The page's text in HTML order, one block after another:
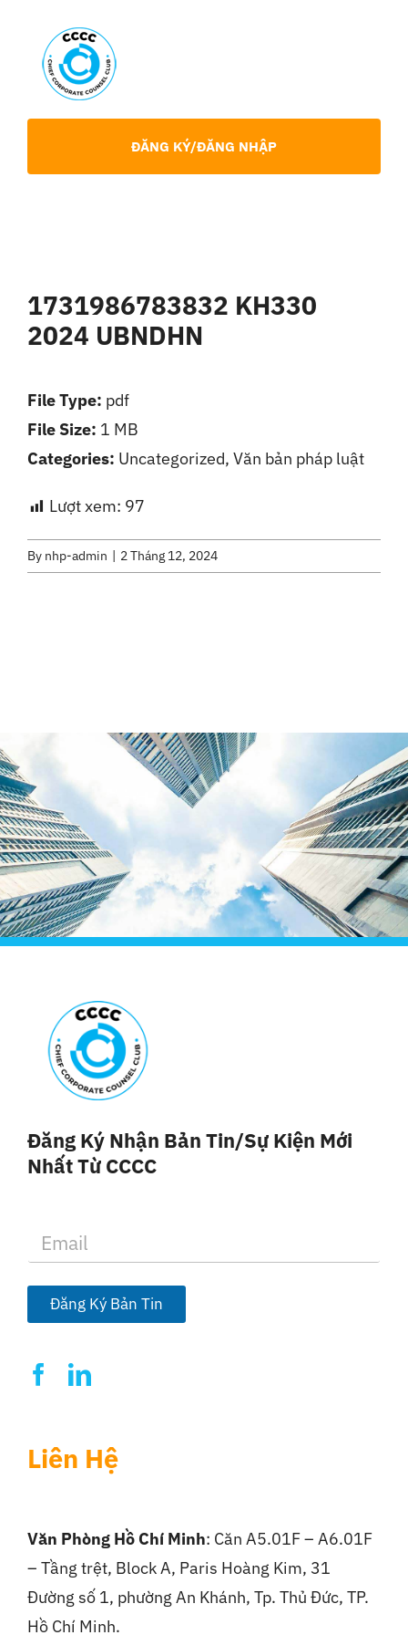
content
Chia Sẻ Chuyên Môn
Liên Hệ
ĐĂNG KÝ/ĐĂNG NHẬP
1731986783832 KH330
2024 UBNDHN
Lượt xem: 97
File Type: pdf
File Size: 1 MB
Categories: Uncategorized, Văn bản pháp luật
By nhp-admin 2 Tháng 12, 2024
Đăng Ký Nhận Bản Tin/sự Kiện Mới
Nhất Từ CCCC
a
i
*
Đăng Ký Bản Tin
Liên Hệ
Văn Phòng Hồ Chí Minh: Căn A5.01F – A6.01F
– Tầng trệt, Block A, Paris Hoàng Kim, 31
Đường số 1, phường An Khánh, Tp. Thủ Đức, TP.
Hồ Chí Minh.